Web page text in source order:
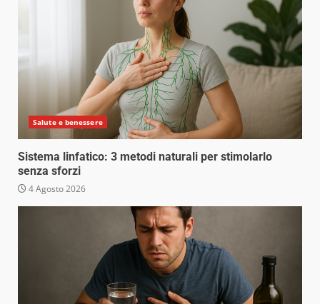
Salute e benessere
Sistema linfatico: 3 metodi naturali per stimolarlo
senza sforzi
4 Agosto 2026